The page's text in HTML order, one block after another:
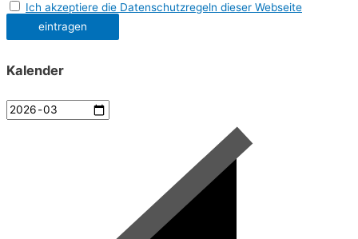
Ich akzeptiere die Datenschutzregeln dieser Webseite
Kalender